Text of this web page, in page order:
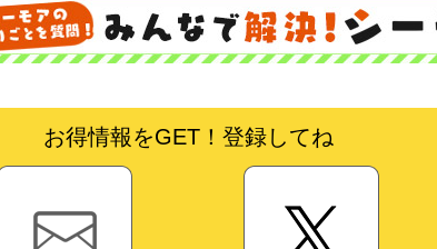
お得情報をGET！登録してね